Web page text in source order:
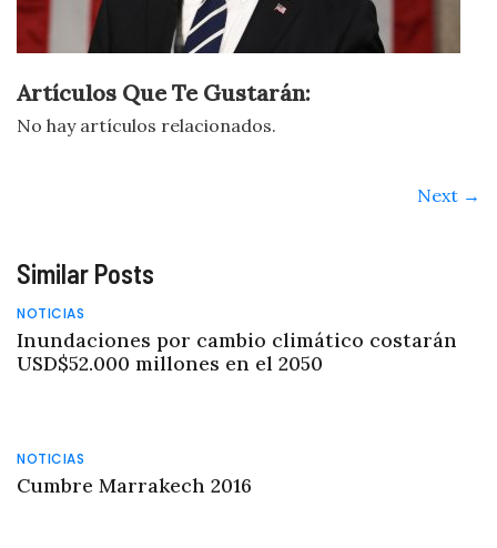
Artículos Que Te Gustarán:
No hay artículos relacionados.
Next →
Similar Posts
NOTICIAS
Inundaciones por cambio climático costarán
USD$52.000 millones en el 2050
NOTICIAS
Cumbre Marrakech 2016